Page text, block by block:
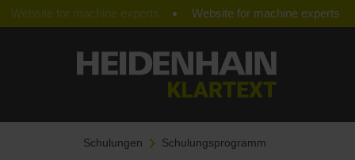
Website for machine experts
Schulungen Schulungsprogramm